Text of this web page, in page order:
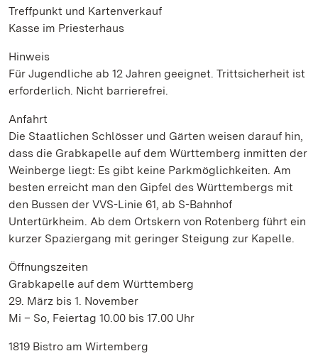
Treffpunkt und Kartenverkauf
Kasse im Priesterhaus
Hinweis
Für Jugendliche ab 12 Jahren geeignet. Trittsicherheit ist
erforderlich. Nicht barrierefrei.
Anfahrt
Die Staatlichen Schlösser und Gärten weisen darauf hin,
dass die Grabkapelle auf dem Württemberg inmitten der
Weinberge liegt: Es gibt keine Parkmöglichkeiten. Am
besten erreicht man den Gipfel des Württembergs mit
den Bussen der VVS-Linie 61, ab S-Bahnhof
Untertürkheim. Ab dem Ortskern von Rotenberg führt ein
kurzer Spaziergang mit geringer Steigung zur Kapelle.
Öffnungszeiten
Grabkapelle auf dem Württemberg
29. März bis 1. November
Mi – So, Feiertag 10.00 bis 17.00 Uhr
1819 Bistro am Wirtemberg